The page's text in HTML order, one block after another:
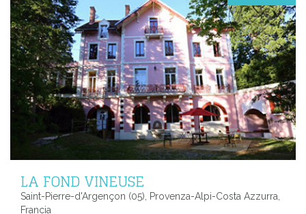
LA FOND VINEUSE
Saint-Pierre-d'Argençon (05), Provenza-Alpi-Costa Azzurra,
Francia